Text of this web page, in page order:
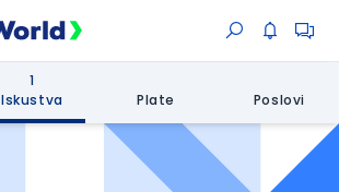
1
Iskustva
Plate Poslovi